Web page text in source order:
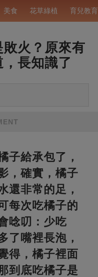
美食 花草綠植 育兒教育
火？原來有
長知識了
子給承包了，
，確實，橘子
還非常的足，
每次吃橘子的
唸叨：少吃
了嘴裡長泡，
得，橘子裡面
到底吃橘子是